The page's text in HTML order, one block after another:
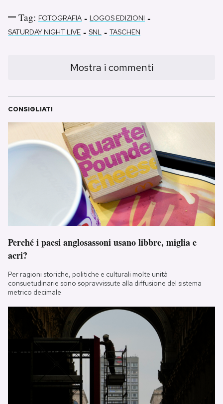
Tag: FOTOGRAFIA - LOGOS EDIZIONI -
SATURDAY NIGHT LIVE - SNL - TASCHEN
Mostra i commenti
CONSIGLIATI
Perché i paesi anglosassoni usano libbre, miglia e
acri?
Per ragioni storiche, politiche e culturali molte unità
consuetudinarie sono sopravvissute alla diffusione del sistema
metrico decimale